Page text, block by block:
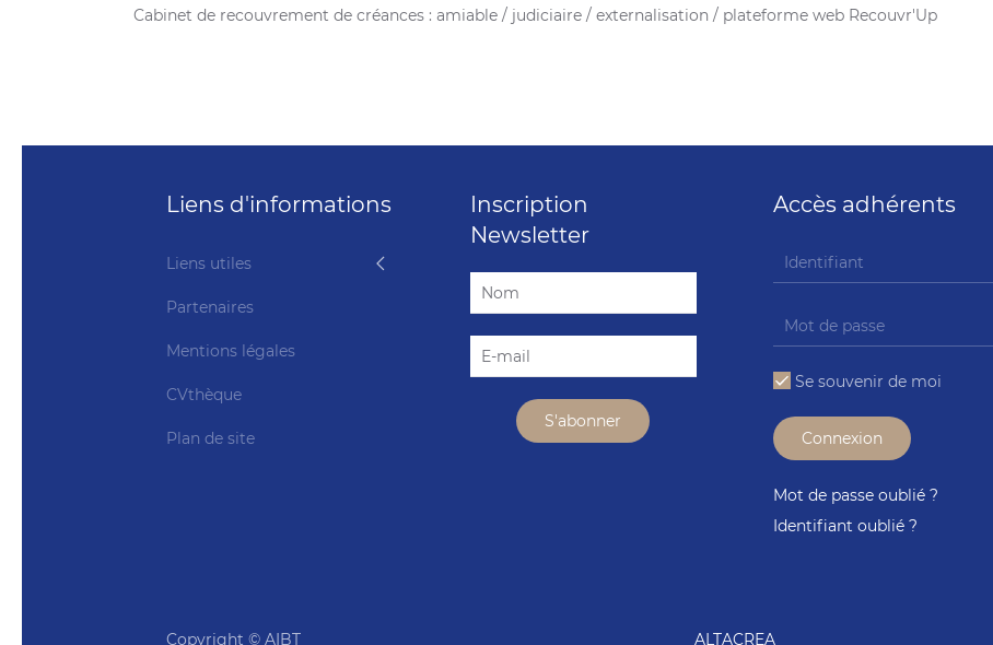
Cabinet de recouvrement de créances : amiable / judiciaire / externalisation / plateforme web Recouvr'Up
Liens d'informations
Liens utiles
Partenaires
Mentions légales
CVthèque
Plan de site
Inscription
Newsletter
Accès adhérents
Se souvenir de moi
Connexion
Mot de passe oublié ?
Identifiant oublié ?
Copyright © AIBT ALTACREA